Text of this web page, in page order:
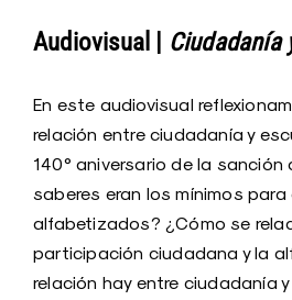
Audiovisual | Ciudadanía
En este audiovisual
relación entre ciudadanía y
140° aniversario de la sanción
saberes eran los mínimos
alfabetizados? ¿Cómo se
participación ciudadana y la
relación hay entre ciudadanía